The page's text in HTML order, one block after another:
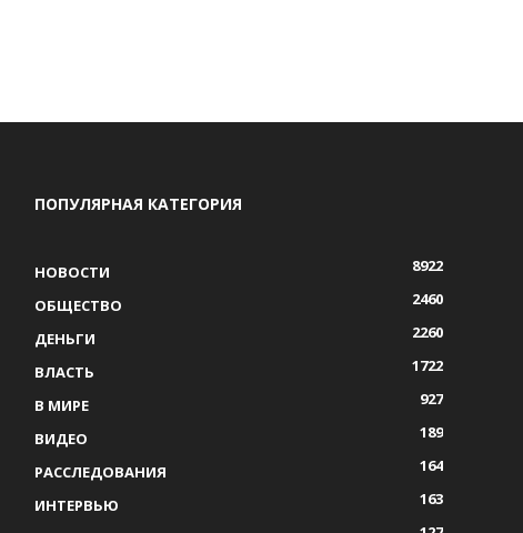
ПОПУЛЯРНАЯ КАТЕГОРИЯ
НОВОСТИ
8922
ОБЩЕСТВО
2460
ДЕНЬГИ
2260
ВЛАСТЬ
1722
В МИРЕ
927
ВИДЕО
189
РАССЛЕДОВАНИЯ
164
ИНТЕРВЬЮ
163